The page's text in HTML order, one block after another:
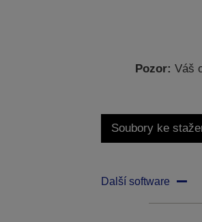
Pozor: Váš
Soubory ke
Další software